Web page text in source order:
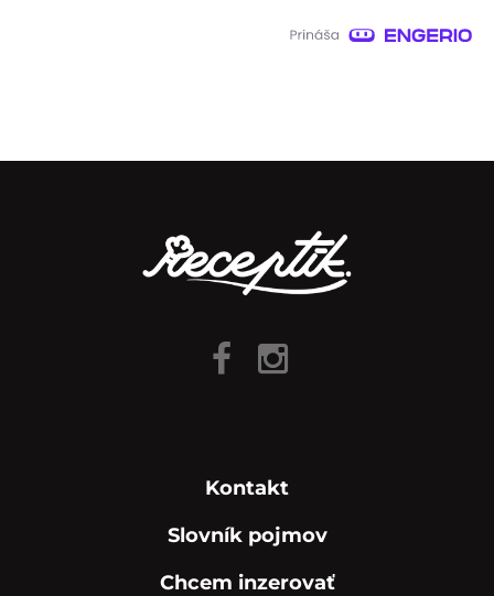
Kontakt
Slovník pojmov
Chcem inzerovať